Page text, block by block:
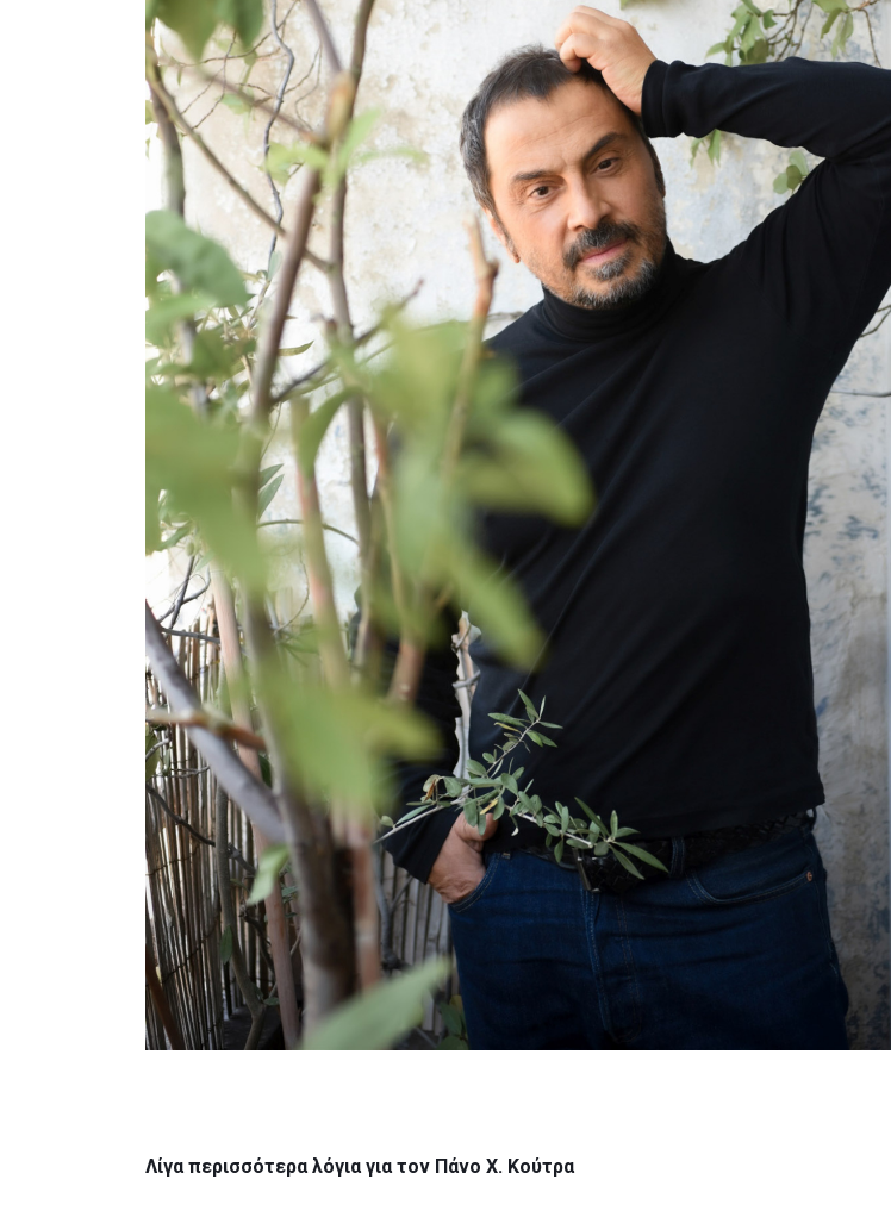
Λίγα περισσότερα λόγια για τον Πάνο Χ. Κούτρα